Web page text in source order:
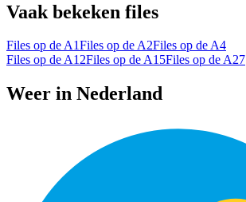
Vaak bekeken files
Files op de A1Files op de A2Files op de A4
Files op de A12Files op de A15Files op de A27
Weer in Nederland